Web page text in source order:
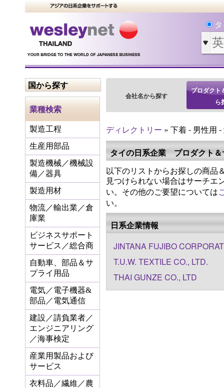
国から探す
業種検索
製造工程
生産用部品
製造機械／機械設
備／器具
製造用材
物流／輸出業／倉
庫業
ビジネスサポート
サービス／総合商
自動車、部品＆サ
プライ用品
電気／電子機器&
部品／電気通信
建設／請負業者／
エンジニアリング
／海事検定
産業用製品および
サービス
衣料品／繊維／農
会社名から探す
プロダクト
ら
ディレクトリー » 下着 - 男性用
タイの日系企業 プロダクト＆
以下のリストからお探しの商品
見つけられない場合はサーチエ
い。その他のご要望については
い。
日系企業情報
JINTANA FUJIBO
T.U.W. TEXTILE CO., LTD.
THAI GUNZE CO., LTD